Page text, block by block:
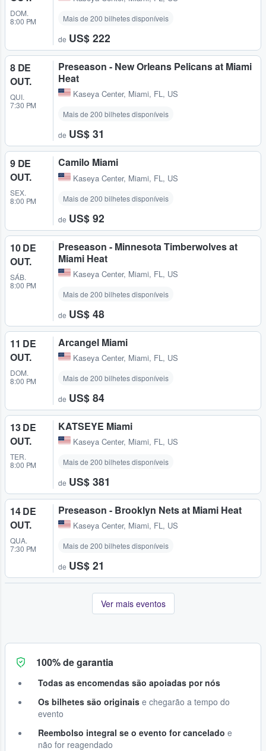
DOM.
8:00 PM
Mais de 200 bilhetes disponíveis
de US$ 222
8 DE
OUT.
QUI.
7:30 PM
Preseason - New Orleans Pelicans at Miami
Heat
Kaseya Center, Miami, FL, US
Mais de 200 bilhetes disponíveis
de US$ 31
9 DE
OUT.
SEX.
8:00 PM
Camilo Miami
Kaseya Center, Miami, FL, US
Mais de 200 bilhetes disponíveis
de US$ 92
10 DE
OUT.
SÁB.
8:00 PM
Preseason - Minnesota Timberwolves at
Miami Heat
Kaseya Center, Miami, FL, US
Mais de 200 bilhetes disponíveis
de US$ 48
11 DE
OUT.
DOM.
8:00 PM
Arcangel Miami
Kaseya Center, Miami, FL, US
Mais de 200 bilhetes disponíveis
de US$ 84
13 DE
OUT.
TER.
8:00 PM
KATSEYE Miami
Kaseya Center, Miami, FL, US
Mais de 200 bilhetes disponíveis
de US$ 381
14 DE
OUT.
QUA.
7:30 PM
Preseason - Brooklyn Nets at Miami Heat
Kaseya Center, Miami, FL, US
Mais de 200 bilhetes disponíveis
de US$ 21
Ver mais eventos
100% de garantia
Todas as encomendas são apoiadas por nós
Os bilhetes são originais e chegarão a tempo do
evento
Reembolso integral se o evento for cancelado e
não for reagendado